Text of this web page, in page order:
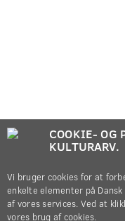
COOKIE- OG
KULTURARV.
Vi bruger cookies for at
enkelte elementer på
af vores services. Ved at
vores brug af cookies.